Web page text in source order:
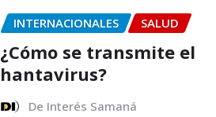
INTERNACIONALES SALUD
¿Cómo se transmite el
hantavirus?
De Interés Samaná